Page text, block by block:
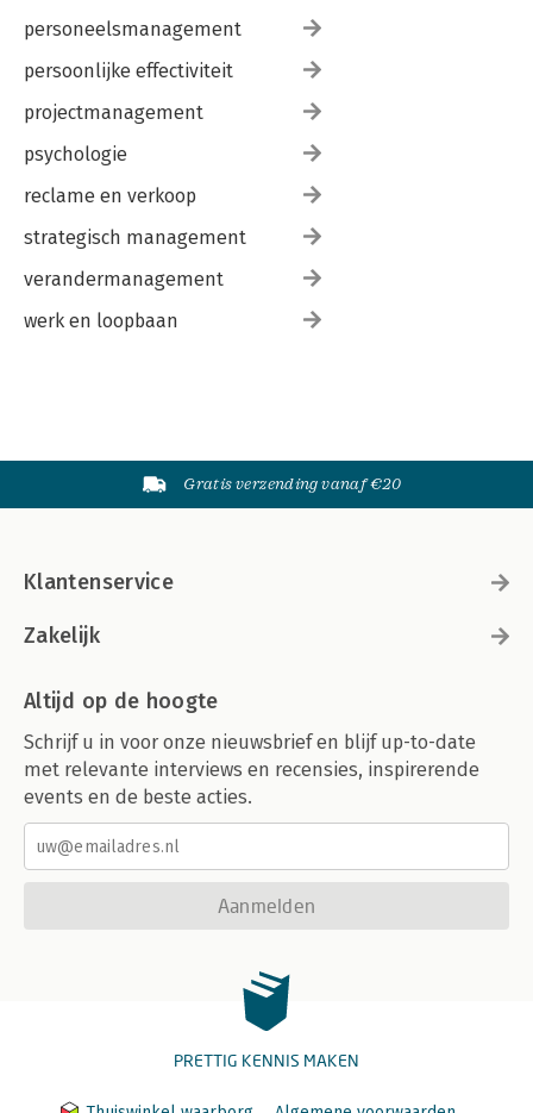
personeelsmanagement
persoonlijke effectiviteit
projectmanagement
psychologie
reclame en verkoop
strategisch management
verandermanagement
werk en loopbaan
Gratis verzending vanaf €20
Klantenservice
Zakelijk
Altijd op de hoogte
Schrijf u in voor onze nieuwsbrief en blijf up-to-date
met relevante interviews en recensies, inspirerende
events en de beste acties.
Aanmelden
PRETTIG KENNIS MAKEN